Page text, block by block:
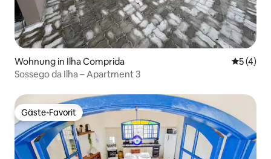
Wohnung in Ilha Comprida
5 (4)
Sossego da Ilha – Apartment 3
Gäste-Favorit
Gäste-Favorit